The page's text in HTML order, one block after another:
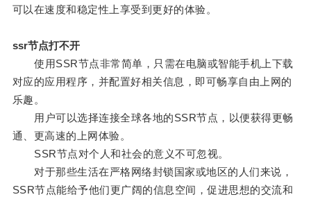
可以在速度和稳定性上享受到更好的体验。
ssr节点打不开
使用SSR节点非常简单，只需在电脑或智能手机上下载
对应的应用程序，并配置好相关信息，即可畅享自由上网的
乐趣。
用户可以选择连接全球各地的SSR节点，以便获得更畅
通、更高速的上网体验。
SSR节点对个人和社会的意义不可忽视。
对于那些生活在严格网络封锁国家或地区的人们来说，
SSR节点能给予他们更广阔的信息空间，促进思想的交流和